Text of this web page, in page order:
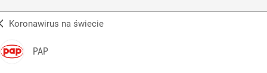
Koronawirus na świecie
PAP